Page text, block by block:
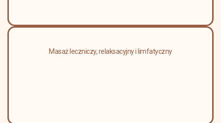
Masaż leczniczy, relaksacyjny i limfatyczny